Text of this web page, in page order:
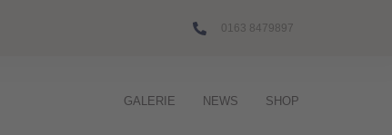
0163 8479897
GALERIE NEWS SHOP